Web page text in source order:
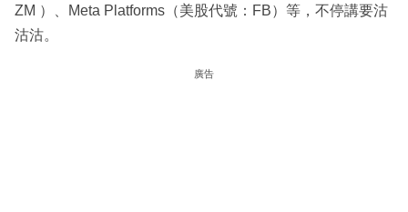
ZM ）、Meta Platforms（美股代號：FB）等，不停講要沽
沽沽。
廣告